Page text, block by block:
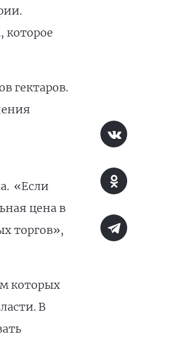
, которое
гектаров.
«Если
цена в
торгов»,
которых
В